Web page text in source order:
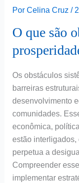
Por Celina Cruz /
O que são
Os obstáculos
barreiras
desenvolvimento
comunidades.
econômica,
estão
perpetua a
Compreender
implementar